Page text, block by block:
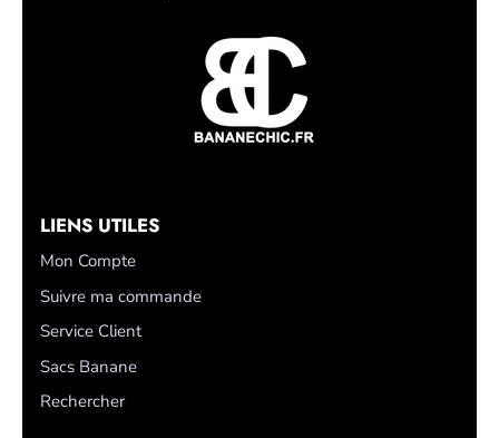
LIENS UTILES
Mon Compte
Suivre ma commande
Service Client
Sacs Banane
Rechercher